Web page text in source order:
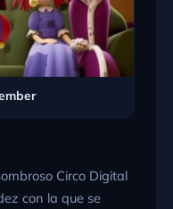
Circo Digital
con la que se